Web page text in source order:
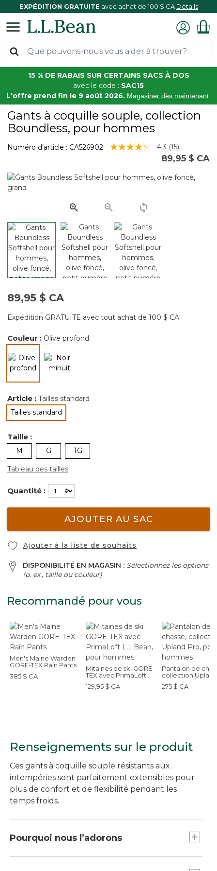
EXPÉDITION GRATUITE avec achat de 100 $ CA Détails
15 % DE RABAIS SUR CERTAINS SACS À DOS
avec le code : SAC15
L'offre prend fin le 9 août 2026. Magasiner dès maintenant
Gants à coquille souple, collection
Boundless, pour hommes
Numéro d’article : CA526902 5 sur 5 Évaluation des clients
4.3 Lire
les
15
Lien
(15)
89,95 $ CA
89,95 $ CA
Expédition GRATUITE avec tout achat de 100 $ CA.
Couleur : Olive profond
Article : Tailles standard
Tailles standard
sélectionné
Taille :
M G TG
Tableau des tailles
Quantité :
AJOUTER AU SAC
Ajouter à la liste de souhaits
DISPONIBILITÉ EN MAGASIN : Sélectionnez les options
(p. ex., taille ou couleur)
Recommandé pour vous
Men's Maine Warden
GORE-TEX Rain Pants
385 $ CA
Mitaines de ski GORE-
TEX avec PrimaLoft
L.L.Bean, pour
hommes
129,95 $ CA
Pantalon de
collection Upland
Pro, pour
275 $ CA
Renseignements sur le produit
Ces gants à coquille souple résistants aux
intempéries sont parfaitement extensibles pour
plus de confort et de flexibilité pendant les
temps froids.
Pourquoi nous l’adorons